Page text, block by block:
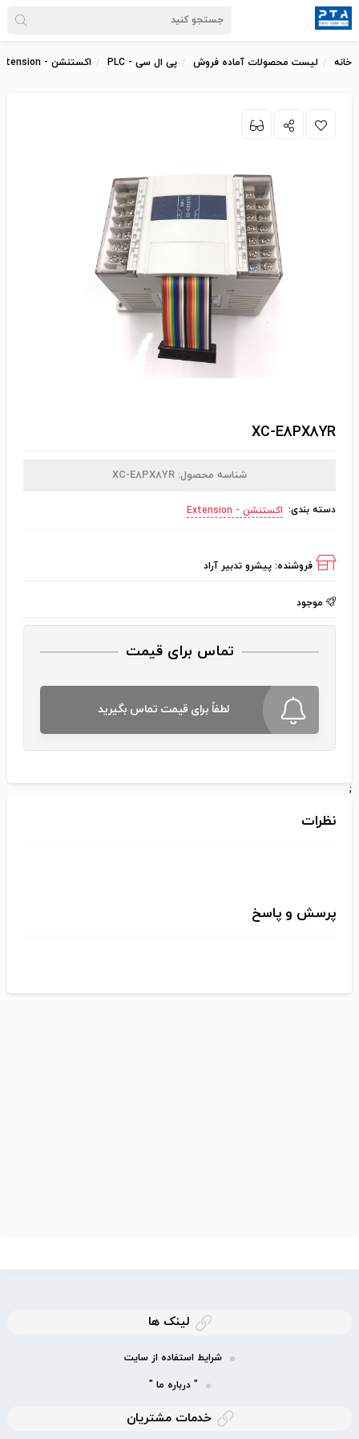
خانه لیست محصولات آماده فروش پی ال سی - PLC اکستنشن - Extension
XC-E8PX8YR
شناسه محصول: XC-E8PX8YR
دسته بندی: اکستنشن - Extension
فروشنده: پیشرو تدبیر آراد
موجود
تماس برای قیمت
لطفاً برای قیمت تماس بگیرید
;
نظرات
پرسش و پاسخ
لینک ها
شرایط استفاده از سایت
" درباره ما "
خدمات مشتریان